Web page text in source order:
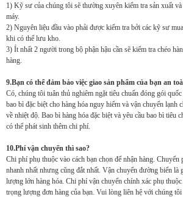
1) Kỹ sư của chúng tôi sẽ thường xuyên kiểm tra sản xuất
máy.
2) Nguyên liệu đầu vào phải được kiểm tra bởi các kỹ sư
khi có thể lưu kho.
3) Ít nhất 2 người trong bộ phận hậu cần sẽ kiểm tra chéo
hàng.
9.Bạn có thể đảm bảo việc giao sản phẩm của bạn an
Có, chúng tôi tuân thủ nghiêm ngặt tiêu chuẩn đóng gói
bao bì đặc biệt cho hàng hóa nguy hiểm và vận chuyển lạnh
về nhiệt độ. Bao bì hàng hóa đặc biệt và yêu cầu bao bì tiêu
có thể phát sinh thêm chi phí.
10.Phí vận chuyển thì sao?
Chi phí phụ thuộc vào cách bạn chọn để nhận hàng. Chuyển
nhanh nhất nhưng cũng đắt nhất. Vận chuyển đường biển là
lượng lớn hàng hóa. Chi phí vận chuyển chính xác phụ
trọng lượng đơn hàng của bạn. Vui lòng liên hệ với chúng tôi